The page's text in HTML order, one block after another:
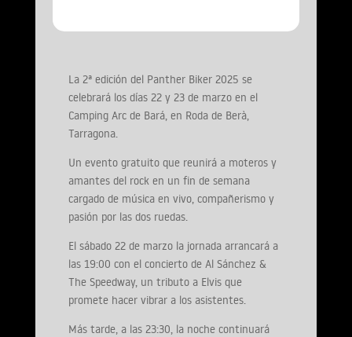
La 2ª edición del Panther Biker 2025 se
celebrará los días 22 y 23 de marzo en el
Camping Arc de Bará, en Roda de Berà,
Tarragona.
Un evento gratuito que reunirá a moteros y
amantes del rock en un fin de semana
cargado de música en vivo, compañerismo y
pasión por las dos ruedas.
El sábado 22 de marzo la jornada arrancará a
las 19:00 con el concierto de Al Sánchez &
The Speedway, un tributo a Elvis que
promete hacer vibrar a los asistentes.
Más tarde, a las 23:30, la noche continuará